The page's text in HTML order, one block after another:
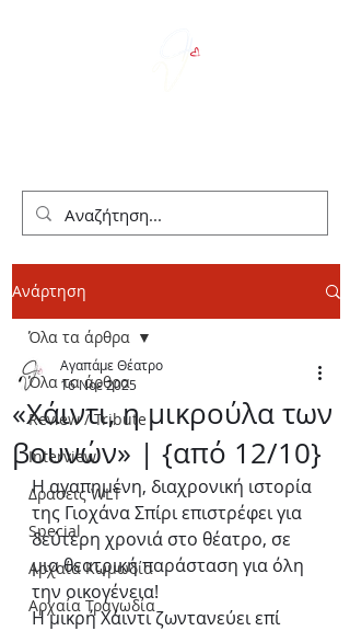
Ανάρτηση
Όλα τα άρθρα
Review / Tribute
Interview
Δράσεις WLT
Special
Αρχαία Κωμωδία
Αρχαία Τραγωδία
Όλα τα άρθρα
«Χάιντι, η μικρούλα των
βουνών» | {από 12/10}
Αγαπάμε Θέατρο
16 Νοε 2025
Η αγαπημένη, διαχρονική ιστορία
της Γιοχάνα Σπίρι επιστρέφει για
δεύτερη χρονιά στο θέατρο, σε
μια θεατρική παράσταση για όλη
την οικογένεια!
Η μικρή Χάιντι ζωντανεύει επί